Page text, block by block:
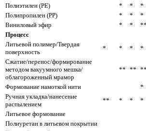
Полиэтилен (PE)
* * *
Полипропилен (РР)
* * *
Виниловый эфир
* * **
Процесс
Литьевой полимер/Твердая
поверхность
* * * *
Сжатие/перенос/формирование
методом вакуумного мешка/
облагороженный мрамор
** ** **
Формование намоткой нити *
Ручная укладка/нанесение
распылением
** * * *
Литьевое формование
Полиуретан в литьевом покрытии